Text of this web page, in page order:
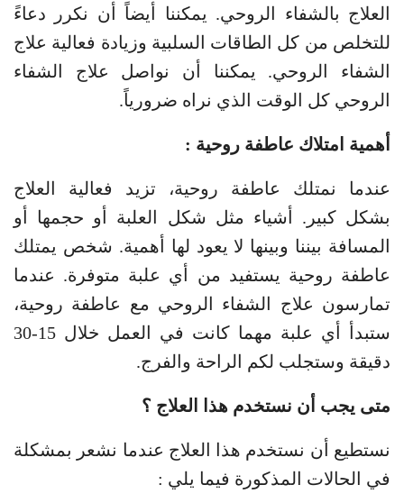
العلاج بالشفاء الروحي. يمكننا أيضاً أن نكرر دعاءً
للتخلص من كل الطاقات السلبية وزيادة فعالية علاج
الشفاء الروحي. يمكننا أن نواصل علاج الشفاء
الروحي كل الوقت الذي نراه ضرورياً.
أهمية امتلاك عاطفة روحية :
عندما نمتلك عاطفة روحية، تزيد فعالية العلاج
بشكل كبير. أشياء مثل شكل العلبة أو حجمها أو
المسافة بيننا وبينها لا يعود لها أهمية. شخص يمتلك
عاطفة روحية يستفيد من أي علبة متوفرة. عندما
تمارسون علاج الشفاء الروحي مع عاطفة روحية،
ستبدأ أي علبة مهما كانت في العمل خلال 15-30
دقيقة وستجلب لكم الراحة والفرج.
متى يجب أن نستخدم هذا العلاج ؟
نستطيع أن نستخدم هذا العلاج عندما نشعر بمشكلة
في الحالات المذكورة فيما يلي :